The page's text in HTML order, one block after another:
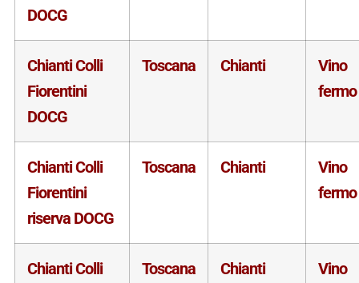
DOCG
Chianti Colli
Fiorentini
DOCG
Toscana Chianti
Vino
fermo
Chianti Colli
Fiorentini
riserva DOCG
Toscana Chianti
Vino
fermo
Chianti Colli
Toscana Chianti
Vino